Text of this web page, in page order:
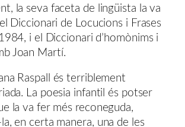
la seva faceta de lingüista la va
Diccionari de Locucions i Frases
i el Diccionari d’homònims i
Joan Martí.
Raspall és terriblement
La poesia infantil és potser
la va fer més reconeguda,
en certa manera, una de les